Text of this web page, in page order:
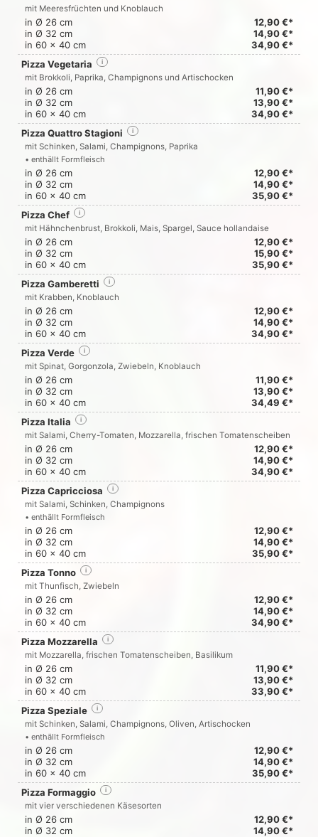
mit Meeresfrüchten und Knoblauch
in Ø 26 cm
12,90 €*
in Ø 32 cm
14,90 €*
in 60 x 40 cm
34,90 €*
Pizza Vegetaria
i
mit Brokkoli, Paprika, Champignons und Artischocken
in Ø 26 cm
11,90 €*
in Ø 32 cm
13,90 €*
in 60 x 40 cm
34,90 €*
Pizza Quattro Stagioni
i
mit Schinken, Salami, Champignons, Paprika
• enthällt Formfleisch
in Ø 26 cm
12,90 €*
in Ø 32 cm
14,90 €*
in 60 x 40 cm
35,90 €*
Pizza Chef
i
mit Hähnchenbrust, Brokkoli, Mais, Spargel, Sauce hollandaise
in Ø 26 cm
12,90 €*
in Ø 32 cm
15,90 €*
in 60 x 40 cm
35,90 €*
Pizza Gamberetti
i
mit Krabben, Knoblauch
in Ø 26 cm
12,90 €*
in Ø 32 cm
14,90 €*
in 60 x 40 cm
34,90 €*
Pizza Verde
i
mit Spinat, Gorgonzola, Zwiebeln, Knoblauch
in Ø 26 cm
11,90 €*
in Ø 32 cm
13,90 €*
in 60 x 40 cm
34,49 €*
Pizza Italia
i
mit Salami, Cherry-Tomaten, Mozzarella, frischen Tomatenscheiben
in Ø 26 cm
12,90 €*
in Ø 32 cm
14,90 €*
in 60 x 40 cm
34,90 €*
Pizza Capricciosa
i
mit Salami, Schinken, Champignons
• enthällt Formfleisch
in Ø 26 cm
12,90 €*
in Ø 32 cm
14,90 €*
in 60 x 40 cm
35,90 €*
Pizza Tonno
i
mit Thunfisch, Zwiebeln
in Ø 26 cm
12,90 €*
in Ø 32 cm
14,90 €*
in 60 x 40 cm
34,90 €*
Pizza Mozzarella
i
mit Mozzarella, frischen Tomatenscheiben, Basilikum
in Ø 26 cm
11,90 €*
in Ø 32 cm
13,90 €*
in 60 x 40 cm
33,90 €*
Pizza Speziale
i
mit Schinken, Salami, Champignons, Oliven, Artischocken
• enthällt Formfleisch
in Ø 26 cm
12,90 €*
in Ø 32 cm
14,90 €*
in 60 x 40 cm
35,90 €*
Pizza Formaggio
i
mit vier verschiedenen Käsesorten
in Ø 26 cm
12,90 €*
in Ø 32 cm
14,90 €*